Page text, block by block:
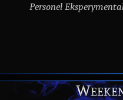
Personel